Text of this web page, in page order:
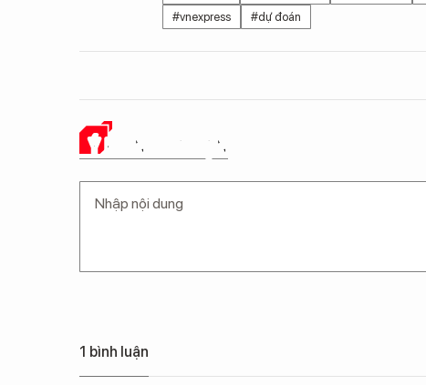
#vnexpress
#dự đoán
Ý KIẾN CỦA BẠN
1 bình luận